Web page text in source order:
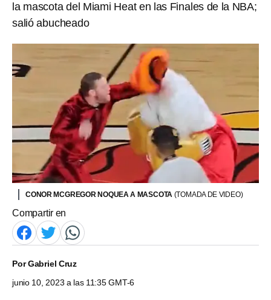
la mascota del Miami Heat en las Finales de la NBA;
salió abucheado
CONOR MCGREGOR NOQUEA A MASCOTA (TOMADA DE VIDEO)
Compartir en
PorGabriel Cruz
junio 10, 2023 a las 11:35 GMT-6